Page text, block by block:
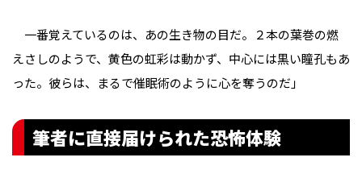
一番覚えているのは、あの生き物の目だ。２本の葉巻の燃
えさしのようで、黄色の虹彩は動かず、中心には黒い瞳孔もあ
った。彼らは、まるで催眠術のように心を奪うのだ」
筆者に直接届けられた恐怖体験